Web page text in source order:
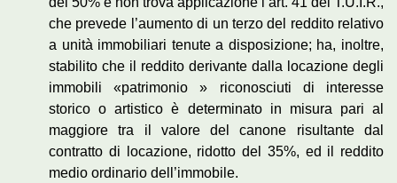
che prevede l’aumento di un terzo del reddito relativo
a unità immobiliari tenute a disposizione; ha, inoltre,
stabilito che il reddito derivante dalla locazione degli
immobili «patrimonio » riconosciuti di interesse
storico o artistico è determinato in misura pari al
maggiore tra il valore del canone risultante dal
contratto di locazione, ridotto del 35%, ed il reddito
medio ordinario dell’immobile.